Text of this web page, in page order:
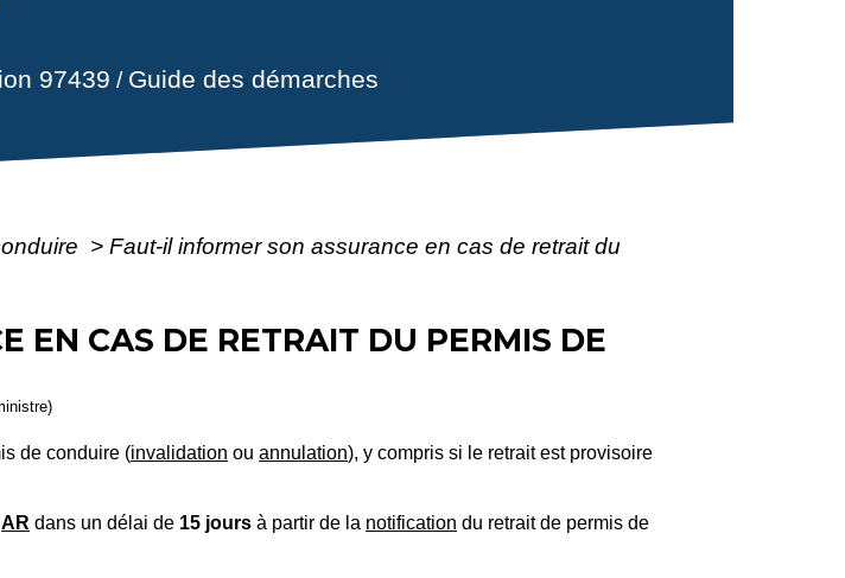
97439 / Guide des démarches
> Faut-il informer son assurance en cas de retrait du
EN CAS DE RETRAIT DU PERMIS DE
de conduire (invalidation ouannulation), y compris si le retrait est provisoire
AR dans un délai de 15 jours à partir de la notification du retrait de permis de